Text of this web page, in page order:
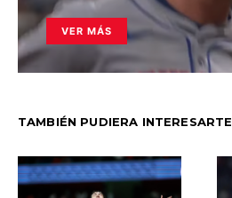
VER MÁS
TAMBIÉN PUDIERA INTERESARTE